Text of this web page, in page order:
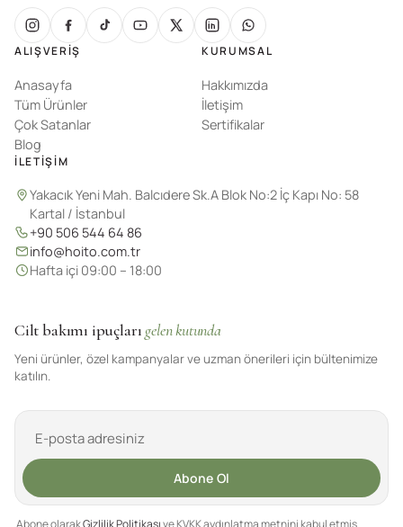
Cilt bakımı ipuçları gelen kutunda
Yeni ürünler, özel kampanyalar ve uzman önerileri için bültenimize
katılın.
Abone Ol
Abone olarakGizlilik Politikasıve KVKK aydınlatma metnini kabul etmiş
ALIŞVERIŞ
Anasayfa
Tüm Ürünler
Çok Satanlar
Blog
KURUMSAL
Hakkımızda
İletişim
Sertifikalar
İLETIŞIM
Yakacık Yeni Mah. Balcıdere Sk.A Blok No:2 İç Kapı No: 58
Kartal / İstanbul
+90 506 544 64 86
info@hoito.com.tr
Hafta içi 09:00 – 18:00